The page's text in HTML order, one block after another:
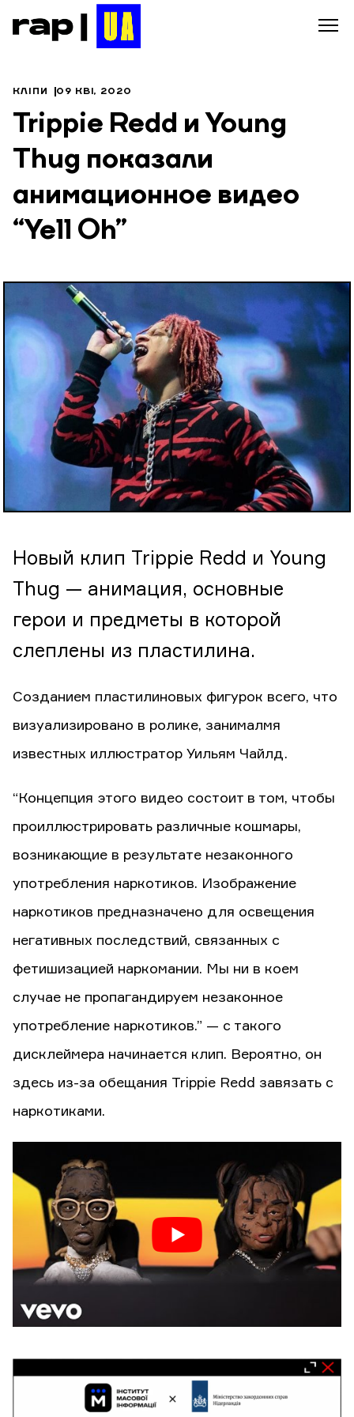
КЛІПИ 09 КВІ, 2020
Trippie Redd и Young
Thug показали
анимационное видео
“Yell Oh”
Новый клип Trippie Redd и Young
Thug — анимация, основные
герои и предметы в которой
слеплены из пластилина.
Созданием пластилиновых фигурок всего, что
визуализировано в ролике, занималмя
известных иллюстратор Уильям Чайлд.
“Концепция этого видео состоит в том, чтобы
проиллюстрировать различные кошмары,
возникающие в результате незаконного
употребления наркотиков. Изображение
наркотиков предназначено для освещения
негативных последствий, связанных с
фетишизацией наркомании. Мы ни в коем
случае не пропагандируем незаконное
употребление наркотиков.” — с такого
дисклеймера начинается клип. Вероятно, он
здесь из-за обещания Trippie Redd завязать с
наркотиками.